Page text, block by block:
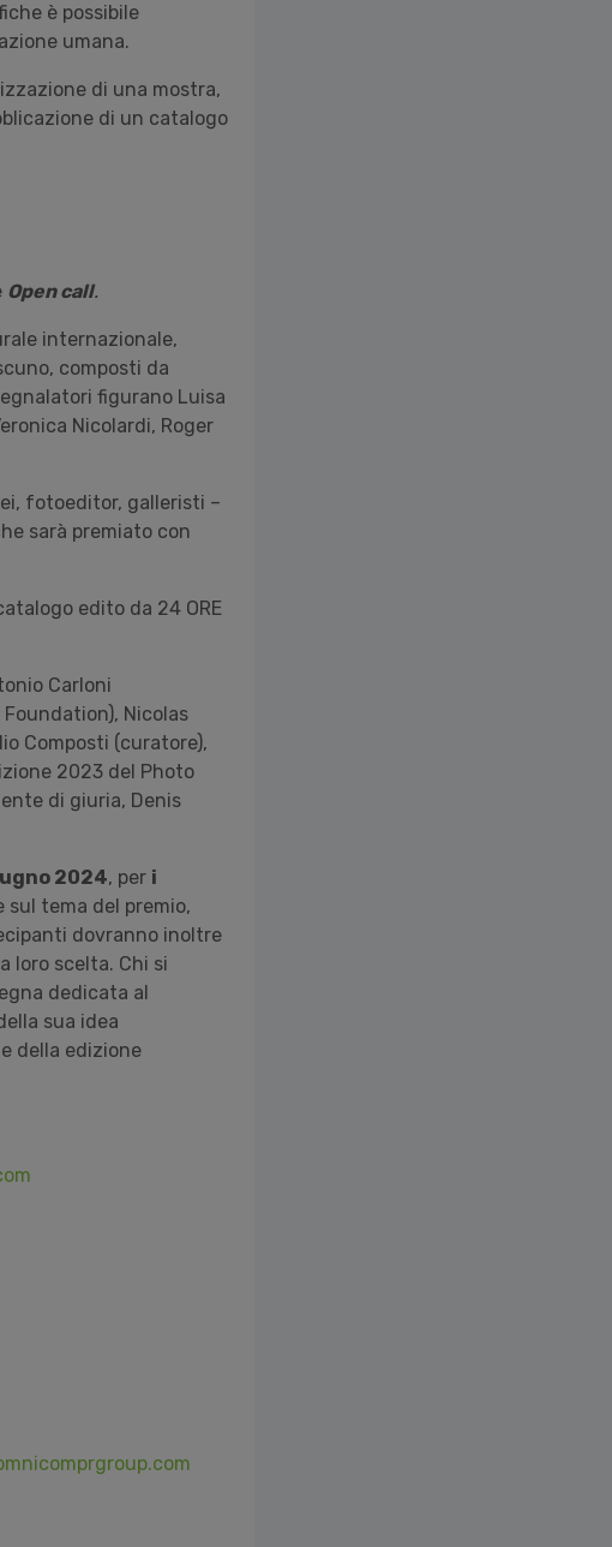
è possibile
umana.
di una mostra,
di un catalogo
Open call.
internazionale,
composti da
figurano Luisa
Nicolardi, Roger
fotoeditor, galleristi –
sarà premiato con
edito da 24 ORE
Carloni
Nicolas
Composti (curatore),
2023 del Photo
di giuria, Denis
2024, per i
sul tema del premio,
dovranno inoltre
loro scelta. Chi si
dedicata al
sua idea
della edizione